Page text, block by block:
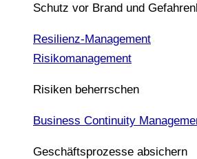
Schutz vor Brand und
Resilienz-Management
Risikomanagement
Risiken beherrschen
Business Continuity
Geschäftsprozesse absichern